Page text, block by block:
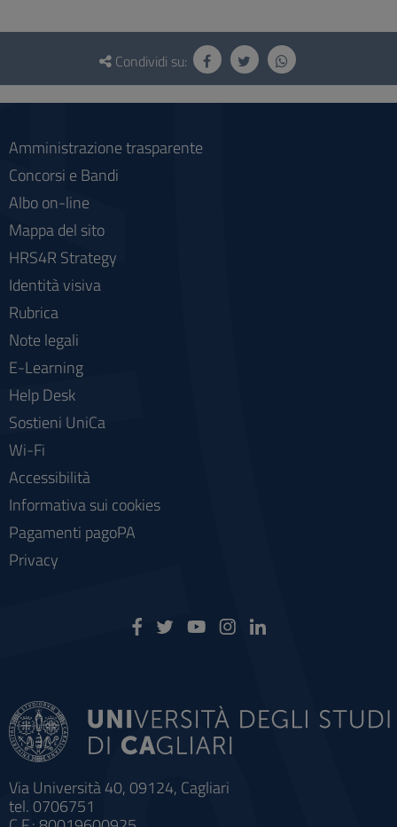
Questionario
social
Condividi su:
Via Università 40, 09124, Cagliari
tel. 0706751
Amministrazione trasparente
Concorsi e Bandi
Albo on-line
Mappa del sito
HRS4R Strategy
Identità visiva
Rubrica
Note legali
E-Learning
Help Desk
Sostieni UniCa
Wi-Fi
Accessibilità
Informativa sui cookies
Pagamenti pagoPA
Privacy